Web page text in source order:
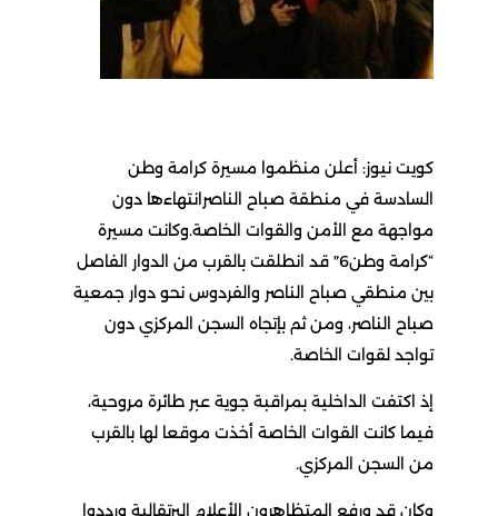
كويت نيوز: أعلن منظموا مسيرة كرامة وطن
السادسة في منطقة صباح الناصرانتهاءها دون
مواجهة مع الأمن والقوات الخاصة.وكانت مسيرة
“كرامة وطن6″ قد انطلقت بالقرب من الدوار الفاصل
بين منطقي صباح الناصر والفردوس نحو دوار جمعية
صباح الناصر، ومن ثم بإتجاه السجن المركزي دون
تواجد لقوات الخاصة.
إذ اكتفت الداخلية بمراقبة جوية عبر طائرة مروحية،
فيما كانت القوات الخاصة أخذت موقعا لها بالقرب
من السجن المركزي.
وكان قد ورفع المتظاهرون الأعلام البرتقالية ورددوا